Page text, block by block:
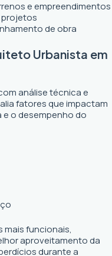
e empreendimentos
de obra
Urbanista em
análise técnica e
fatores que impactam
o desempenho do
mais funcionais,
aproveitamento da
durante a